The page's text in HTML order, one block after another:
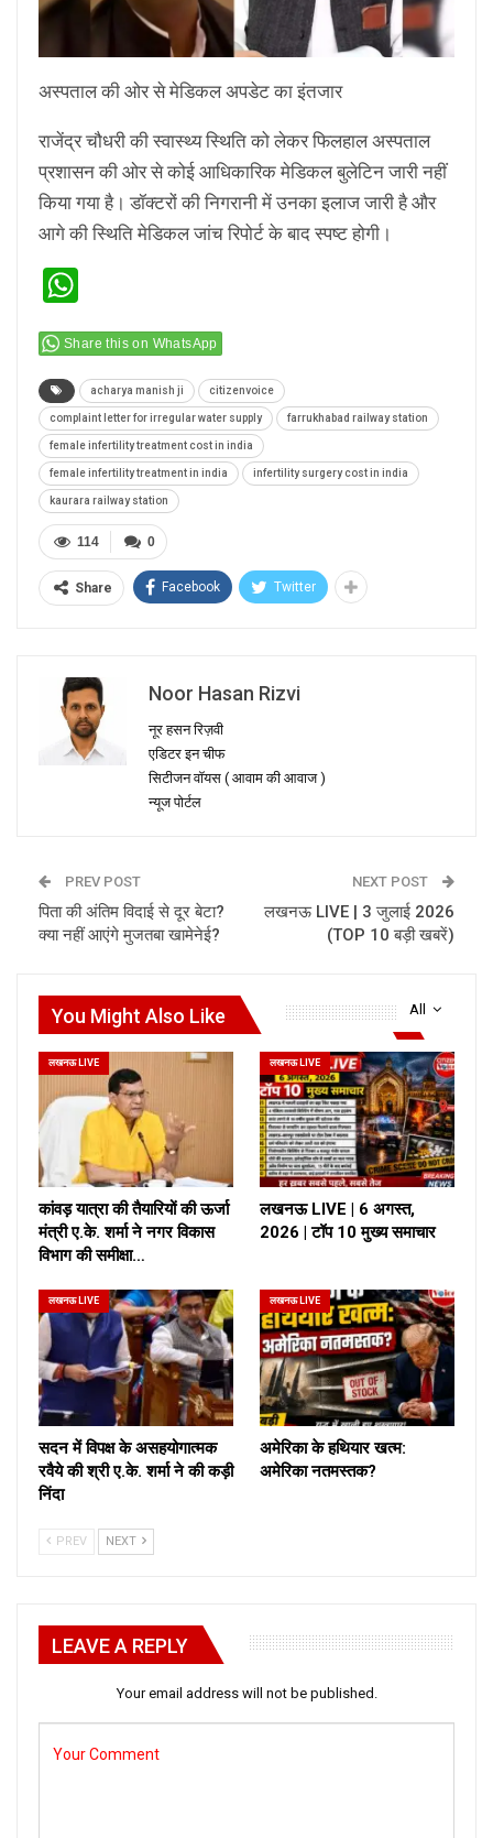
अस्पताल की ओर से मेडिकल अपडेट का इंतजार
राजेंद्र चौधरी की स्वास्थ्य स्थिति को लेकर फिलहाल अस्पताल
प्रशासन की ओर से कोई आधिकारिक मेडिकल बुलेटिन जारी नहीं
किया गया है। डॉक्टरों की निगरानी में उनका इलाज जारी है और
आगे की स्थिति मेडिकल जांच रिपोर्ट के बाद स्पष्ट होगी।
Share this on WhatsApp
acharya manish ji citizenvoice
complaint letter for irregular water supply farrukhabad railway station
female infertility treatment cost in india
female infertility treatment in india infertility surgery cost in india
kaurara railway station
0
114
Share Facebook Twitter
Noor Hasan Rizvi
नूर हसन रिज़वी
एडिटर इन चीफ
सिटीजन वॉयस ( आवाम की आवाज )
न्यूज पोर्टल
PREV POST
पिता की अंतिम विदाई से दूर बेटा?
क्या नहीं आएंगे मुजतबा खामेनेई?
NEXT POST
लखनऊ LIVE | 3 जुलाई 2026
(TOP 10 बड़ी खबरें)
All
You Might Also Like
लखनऊ LIVE
कांवड़ यात्रा की तैयारियों की ऊर्जा
मंत्री ए.के. शर्मा ने नगर विकास
विभाग की समीक्षा…
लखनऊ LIVE
लखनऊ LIVE | 6 अगस्त,
2026 | टॉप 10 मुख्य समाचार
लखनऊ LIVE
सदन में विपक्ष के असहयोगात्मक
रवैये की श्री ए.के. शर्मा ने की कड़ी
निंदा
लखनऊ LIVE
अमेरिका के हथियार खत्म:
अमेरिका नतमस्तक?
PREV NEXT
LEAVE A REPLY
Your email address will not be published.